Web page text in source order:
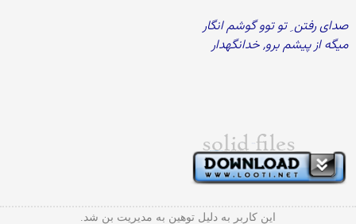
صدای رفتن ِ تو توو گوشم انگار
میگه از پیشم برو, خدانگهدار
این کاربر به دلیل توهین به مدیریت بن شد.